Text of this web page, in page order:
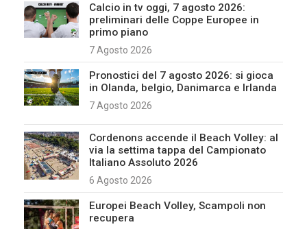
Calcio in tv oggi, 7 agosto 2026:
preliminari delle Coppe Europee in
primo piano
7 Agosto 2026
Pronostici del 7 agosto 2026: si gioca
in Olanda, belgio, Danimarca e Irlanda
7 Agosto 2026
Cordenons accende il Beach Volley: al
via la settima tappa del Campionato
Italiano Assoluto 2026
6 Agosto 2026
Europei Beach Volley, Scampoli non
recupera